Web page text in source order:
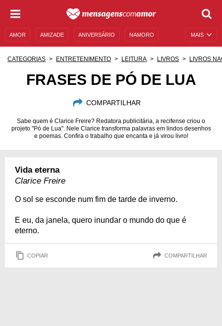
MAIS
AMOR AMIZADE ANIVERSÁRIO NAMORO
DESCULPAS
CATEGORIAS ENTRETENIMENTO LEITURA LIVROS LIVROS
FRASES DE PÓ DE LUA
COMPARTILHAR
Sabe quem é Clarice Freire? Redatora publicitária, a recifense criou o
projeto "Pó de Lua". Nele Clarice transforma palavras em lindos desenhos
e poemas. Confira o trabalho que encanta e já virou livro!
Vida eterna
Clarice Freire
O sol se esconde num fim de tarde de inverno.
E eu, da janela, quero inundar o mundo do que é
eterno.
COPIAR COMPARTILHAR